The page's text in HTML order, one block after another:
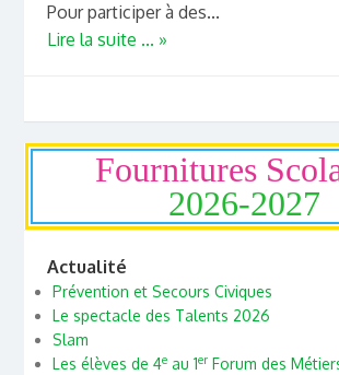
Pour participer à des...
Lire la suite ... »
Fournitures
2026-2027
Actualité
Prévention et Secours Civiques
Le spectacle des Talents 2026
Slam
Les élèves de 4eau 1erForum des